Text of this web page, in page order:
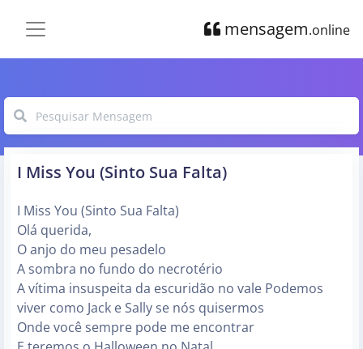
mensagem.online
I Miss You (Sinto Sua Falta)
I Miss You (Sinto Sua Falta)
Olá querida,
O anjo do meu pesadelo
A sombra no fundo do necrotério
A vítima insuspeita da escuridão no vale Podemos
viver como Jack e Sally se nós quisermos
Onde você sempre pode me encontrar